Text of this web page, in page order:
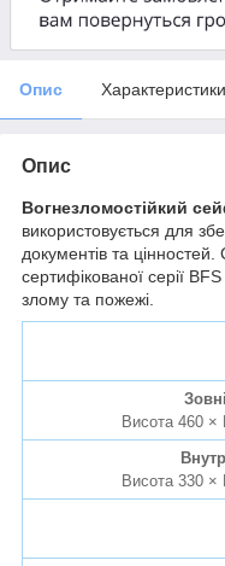
Опис Характеристики
Опис
Вогнезломостійкий
використовується для
документів та
сертифікованої серії
злому та пожежі.
Висота 460
Висота 330